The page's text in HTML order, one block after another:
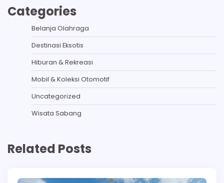
Categories
Belanja Olahraga
Destinasi Eksotis
Hiburan & Rekreasi
Mobil & Koleksi Otomotif
Uncategorized
Wisata Sabang
Related Posts